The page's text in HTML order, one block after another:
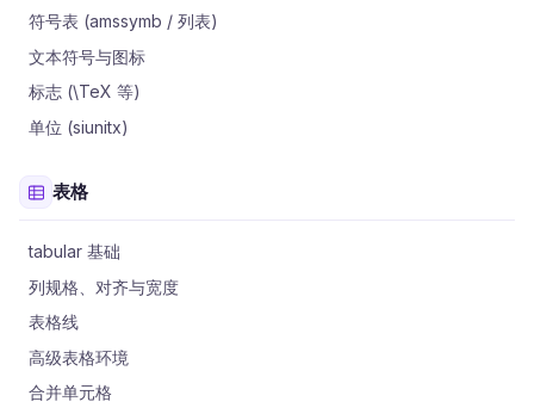
符号表 (amssymb / 列表)
文本符号与图标
标志 (\TeX 等)
单位 (siunitx)
表格
tabular 基础
列规格、对齐与宽度
表格线
高级表格环境
合并单元格